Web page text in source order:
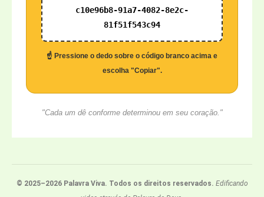
c10e96b8-91a7-4082-8e2c-
81f51f543c94
☝️ Pressione o dedo sobre o código branco acima e
escolha "Copiar".
"Cada um dê conforme determinou em seu coração."
© 2025–2026 Palavra Viva. Todos os direitos reservados. Edificando